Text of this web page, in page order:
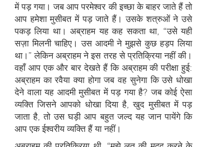
में पड़ गया। जब आप परमेश्वर की इच्छा के बाहर जाते हैं तो
आप हमेशा मुसीबत में पड़ जाते हैं। उसके शत्रुओं ने उसे
पकड़ लिया था। अब्राहम यह कह सकता था, “उसे यही
सज़ा मिलनी चाहिए। उस आदमी ने मुझसे कुछ हड़प लिया
था।” लेकिन अब्राहम ने इस तरह से प्रतिक्रिया नहीं की।
वहाँ आप एक और बार देखते हैं कि अब्राहम की परीक्षा हुई:
अब्राहम का रवैया क्या होगा जब वह सुनेगा कि उसे धोखा
देने वाला यह आदमी मुसीबत में पड़ गया है? जब कोई ऐसा
व्यक्ति जिसने आपको धोखा दिया है, खुद मुसीबत में पड़
जाता है, तो उस घड़ी आप बहुत जल्द यह जान पायेंगे कि
आप एक ईश्वरीय व्यक्ति हैं या नहीं।